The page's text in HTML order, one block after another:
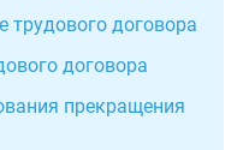
договора
договора
прекращения